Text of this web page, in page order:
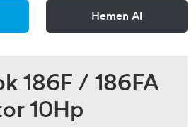
Hemen Al
186F / 186FA
10Hp